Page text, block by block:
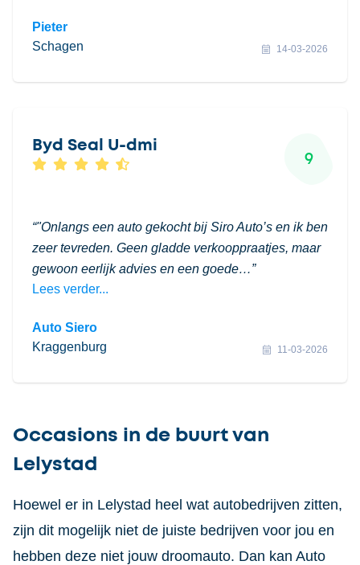
Pieter
Schagen
14-03-2026
Byd Seal U-dmi
9
"Onlangs een auto gekocht bij Siro Auto’s en ik ben
zeer tevreden. Geen gladde verkooppraatjes, maar
gewoon eerlijk advies en een goede…
Lees verder...
Auto Siero
Kraggenburg
11-03-2026
Occasions in de buurt van
Lelystad
Hoewel er in Lelystad heel wat autobedrijven zitten,
zijn dit mogelijk niet de juiste bedrijven voor jou en
hebben deze niet jouw droomauto. Dan kan Auto